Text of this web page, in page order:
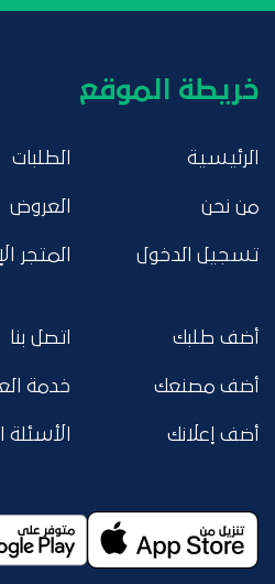
خريطة الموقع
الرئيسية
من نحن
تسجيل الدخول
الطلبات
العروض
المتجر
أضف طلبك
أضف مصنعك
أضف إعلانك
اتصل بنا
خدمة